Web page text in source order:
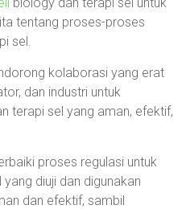
tentang proses-proses
sel.
kolaborasi yang erat
dan industri untuk
terapi sel yang aman, efektif,
proses regulasi untuk
diuji dan digunakan
dan efektif, sambil